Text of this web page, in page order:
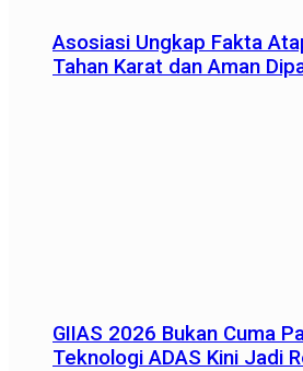
Asosiasi Ungkap Fakta
Tahan Karat dan Aman
GIIAS 2026 Bukan Cuma
Teknologi ADAS Kini Jadi